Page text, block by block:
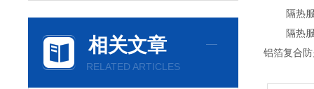
相关文章
RELATED ARTICLES
隔热服
隔热服用
铝箔复合